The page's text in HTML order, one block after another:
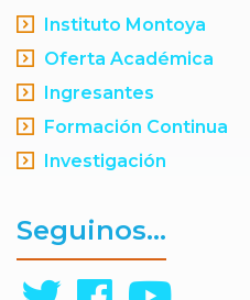
Instituto Montoya
Oferta Académica
Ingresantes
Formación Continua
Investigación
Seguinos...